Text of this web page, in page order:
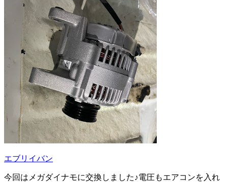
エブリイバン
今回はメガダイナモに交換しました♪電圧もエアコンを入れ